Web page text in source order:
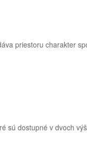
priestoru charakter
sú dostupné v dvoch